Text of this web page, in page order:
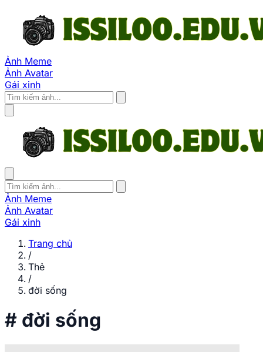
Ảnh Meme
Ảnh Avatar
Gái xinh
Ảnh Meme
Ảnh Avatar
Gái xinh
Trang chủ
/
Thẻ
/
đời sống
# đời sống